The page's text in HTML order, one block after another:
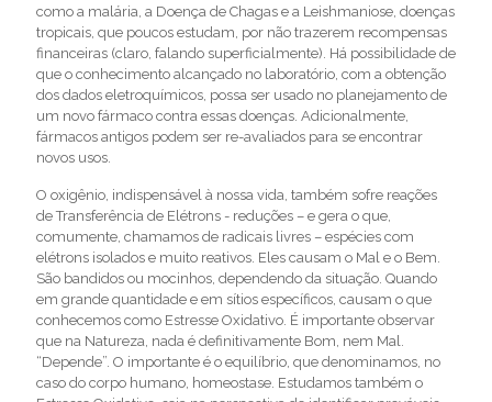
como a malária, a Doença de Chagas e a Leishmaniose, doenças
tropicais, que poucos estudam, por não trazerem recompensas
financeiras (claro, falando superficialmente). Há possibilidade de
que o conhecimento alcançado no laboratório, com a obtenção
dos dados eletroquímicos, possa ser usado no planejamento de
um novo fármaco contra essas doenças. Adicionalmente,
fármacos antigos podem ser re-avaliados para se encontrar
novos usos.
O oxigênio, indispensável à nossa vida, também sofre reações
de Transferência de Elétrons - reduções – e gera o que,
comumente, chamamos de radicais livres – espécies com
elétrons isolados e muito reativos. Eles causam o Mal e o Bem.
São bandidos ou mocinhos, dependendo da situação. Quando
em grande quantidade e em sítios específicos, causam o que
conhecemos como Estresse Oxidativo. É importante observar
que na Natureza, nada é definitivamente Bom, nem Mal.
“Depende”. O importante é o equilíbrio, que denominamos, no
caso do corpo humano, homeostase. Estudamos também o